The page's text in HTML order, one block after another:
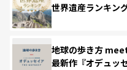
世界遺産ランキン
地球の歩き方
最新作『オデュッ